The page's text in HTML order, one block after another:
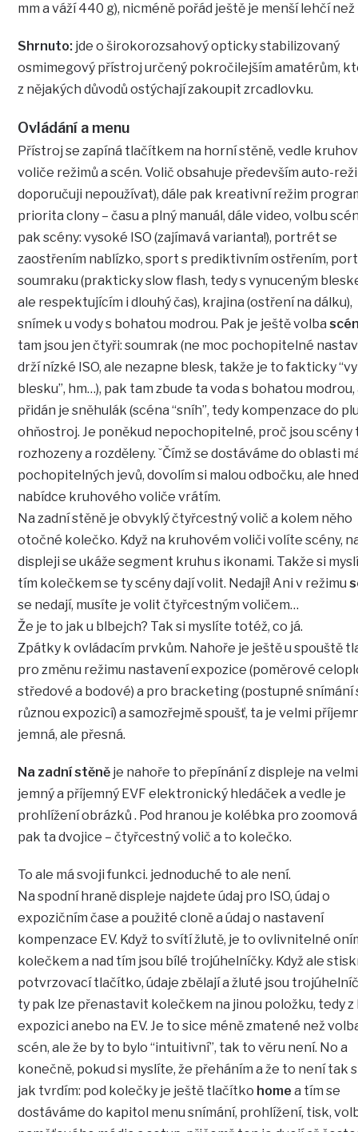
mm a váží 440 g), nicméně pořád ještě je menší lehčí než
Shrnuto: jde o širokorozsahový opticky stabilizovaný
osmimegový přístroj určený pokročilejším amatérům,
z nějakých důvodů ostýchají zakoupit zrcadlovku.
Ovládání a menu
Přístroj se zapíná tlačítkem na horní stěně, vedle
voliče režimů a scén. Volič obsahuje především auto-
doporučuji nepoužívat), dále pak kreativní režim
priorita clony – času a plný manuál, dále video, volbu
pak scény: vysoké ISO (zajímavá varianta!), portrét se
zaostřením nablízko, sport s prediktivním ostřením,
soumraku (prakticky slow flash, tedy s vynuceným
ale respektujícím i dlouhý čas), krajina (ostření na dálku),
snímek u vody s bohatou modrou. Pak je ještě volba
tam jsou jen čtyři: soumrak (ne moc pochopitelné
drží nízké ISO, ale nezapne blesk, takže je to fakticky
blesku”, hm…), pak tam zbude ta voda s bohatou modrou,
přidán je sněhulák (scéna “sníh”, tedy kompenzace do
ohňostroj. Je poněkud nepochopitelné, proč jsou
rozhozeny a rozděleny. ˇČímž se dostáváme do oblasti
pochopitelných jevů, dovolím si malou odbočku, ale
nabídce kruhového voliče vrátím.
Na zadní stěně je obvyklý čtyřcestný volič a kolem něho
otočné kolečko. Když na kruhovém voliči volíte scény,
displeji se ukáže segment kruhu s ikonami. Takže si
tím kolečkem se ty scény dají volit. Nedají! Ani v režimu
se nedají, musíte je volit čtyřcestným voličem…
Že je to jak u blbejch? Tak si myslíte totéž, co já.
Zpátky k ovládacím prvkům. Nahoře je ještě u spouště
pro změnu režimu nastavení expozice (poměrové
středové a bodové) a pro bracketing (postupné snímání
různou expozicí) a samozřejmě spoušť, ta je velmi
jemná, ale přesná.
Na zadní stěně je nahoře to přepínání z displeje na velmi
jemný a příjemný EVF elektronický hledáček a vedle je
prohlížení obrázků . Pod hranou je kolébka pro
pak ta dvojice – čtyřcestný volič a to kolečko.
To ale má svoji funkci. jednoduché to ale není.
Na spodní hraně displeje najdete údaj pro ISO, údaj o
expozičním čase a použité cloně a údaj o nastavení
kompenzace EV. Když to svítí žlutě, je to ovlivnitelné
kolečkem a nad tím jsou bílé trojúhelníčky. Když ale
potvrzovací tlačítko, údaje zbělají a žluté jsou
ty pak lze přenastavit kolečkem na jinou položku, tedy z
expozici anebo na EV. Je to sice méně zmatené než
scén, ale že by to bylo “intuitivní”, tak to věru není. No a
konečně, pokud si myslíte, že přeháním a že to není tak
jak tvrdím: pod kolečky je ještě tlačítko home a tím se
dostáváme do kapitol menu snímání, prohlížení, tisk,